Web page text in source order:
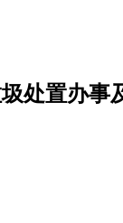
处置办事